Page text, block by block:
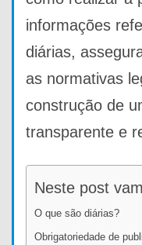
informações
diárias,
as normativas
construção de
transparente e
Neste post
O que são diárias?
Obrigatoriedade de